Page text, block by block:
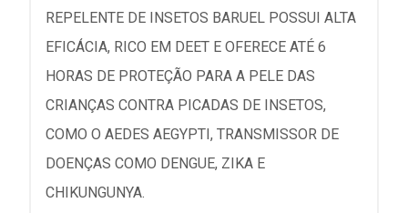
REPELENTE DE INSETOS BARUEL POSSUI ALTA
EFICÁCIA, RICO EM DEET E OFERECE ATÉ 6
HORAS DE PROTEÇÃO PARA A PELE DAS
CRIANÇAS CONTRA PICADAS DE INSETOS,
COMO O AEDES AEGYPTI, TRANSMISSOR DE
DOENÇAS COMO DENGUE, ZIKA E
CHIKUNGUNYA.